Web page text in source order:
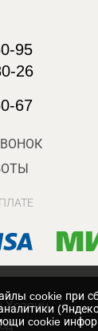
95
26
67
Хозяин
cookie при
cookie